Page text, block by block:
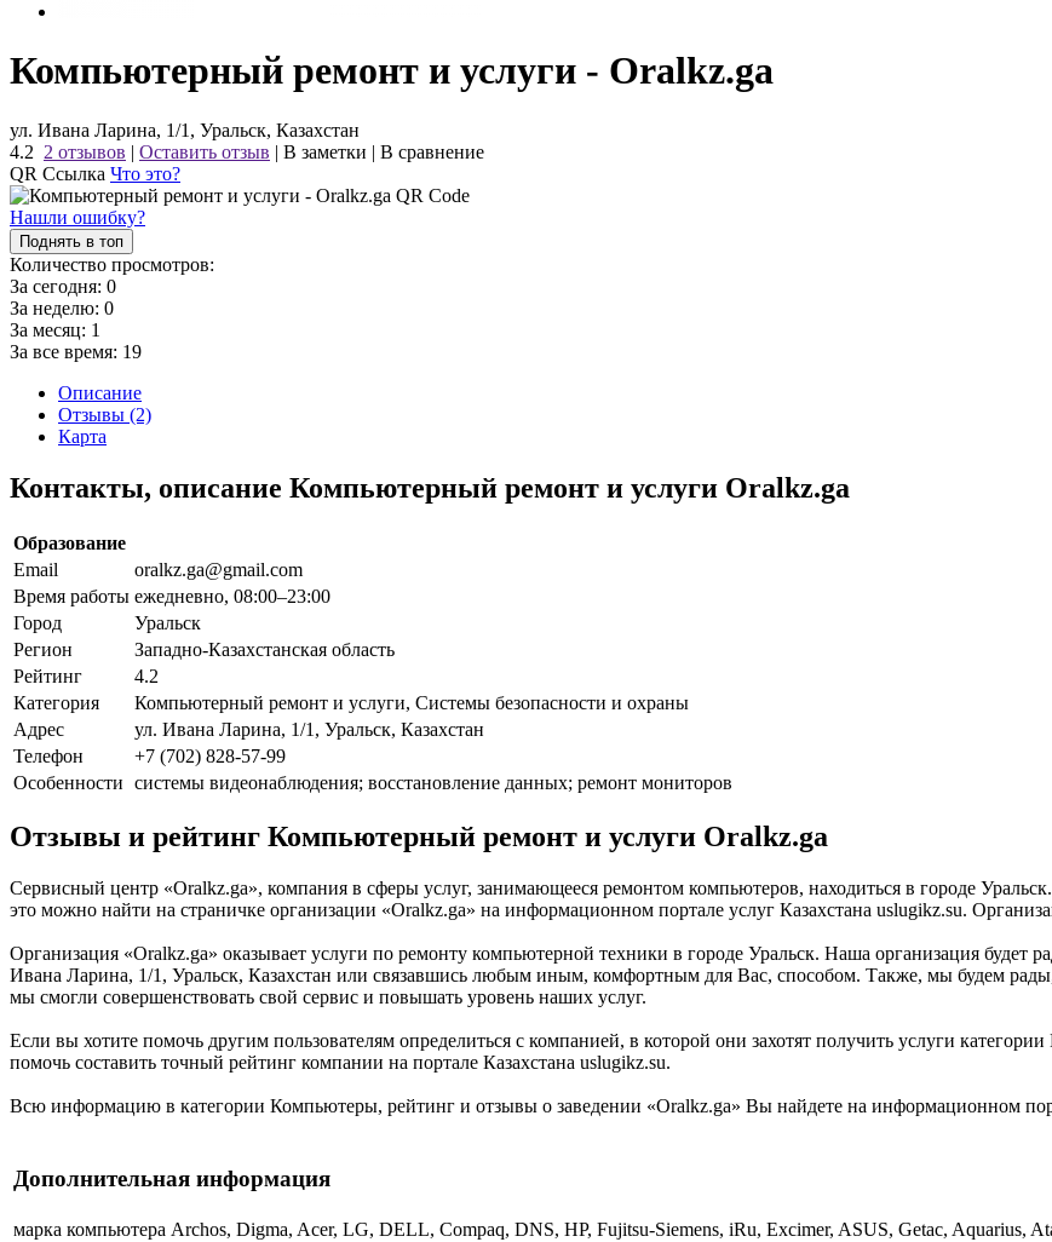
Компьютерный ремонт и услуги - Oralkz.ga
ул. Ивана Ларина, 1/1, Уральск, Казахстан
4.2 2 отзывов | Оставить отзыв | В заметки | В сравнение
QR Ссылка Что это?
Нашли ошибку?
Поднять в топ
Количество просмотров:
За сегодня: 0
За неделю: 0
За месяц: 1
За все время: 19
Описание
Отзывы (2)
Карта
Контакты, описание Компьютерный ремонт и услуги Oralkz.ga
Образование
Email
oralkz.ga@gmail.com
Время работы ежедневно, 08:00–23:00
Город
Уральск
Регион
Западно-Казахстанская область
Рейтинг
4.2
Категория
Компьютерный ремонт и услуги, Системы безопасности и охраны
Адрес
ул. Ивана Ларина, 1/1, Уральск, Казахстан
Телефон
+7 (702) 828-57-99
Особенности системы видеонаблюдения; восстановление данных; ремонт мониторов
Отзывы и рейтинг Компьютерный ремонт и услуги Oralkz.ga
Сервисный центр «Oralkz.ga», компания в сферы услуг, занимающееся ремонтом компьютеров, находиться в городе
это можно найти на страничке организации «Oralkz.ga» на информационном портале услуг Казахстана uslugikz.su.
Организация «Oralkz.ga» оказывает услуги по ремонту компьютерной техники в городе Уральск. Наша организация будет
Ивана Ларина, 1/1, Уральск, Казахстан или связавшись любым иным, комфортным для Вас, способом. Также, мы будем
мы смогли совершенствовать свой сервис и повышать уровень наших услуг.
Если вы хотите помочь другим пользователям определиться с компанией, в которой они захотят получить услуги
помочь составить точный рейтинг компании на портале Казахстана uslugikz.su.
Всю информацию в категории Компьютеры, рейтинг и отзывы о заведении «Oralkz.ga» Вы найдете на информационном
Дополнительная информация
марка компьютера Archos, Digma, Acer, LG, DELL, Compaq, DNS, HP, Fujitsu-Siemens, iRu, Excimer, ASUS, Getac, Aquarius,